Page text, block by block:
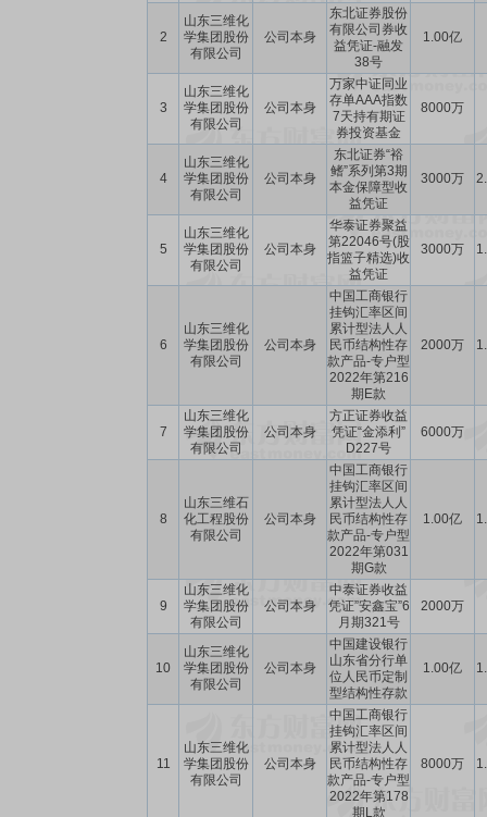
2
山东三维化
学集团股份
有限公司
公司本身
东北证券股份
有限公司券收
益凭证-融发
38号
1.00亿
3
山东三维化
学集团股份
有限公司
公司本身
万家中证同业
存单AAA指数
7天持有期证
券投资基金
8000万
4
山东三维化
学集团股份
有限公司
公司本身
东北证券“裕
鳍”系列第3期
本金保障型收
益凭证
3000万
5
山东三维化
学集团股份
有限公司
公司本身
华泰证券聚益
第22046号(股
指篮子精选)收
益凭证
3000万
6
山东三维化
学集团股份
有限公司
公司本身
中国工商银行
挂钩汇率区间
累计型法人人
民币结构性存
款产品-专户型
2022年第216
期E款
2000万
7
山东三维化
学集团股份
有限公司
公司本身
方正证券收益
凭证“金添利”
D227号
6000万
8
山东三维石
化工程股份
有限公司
公司本身
中国工商银行
挂钩汇率区间
累计型法人人
民币结构性存
款产品-专户型
2022年第031
期G款
1.00亿
9
山东三维化
学集团股份
有限公司
公司本身
中泰证券收益
凭证”安鑫宝”6
月期321号
2000万
10
山东三维化
学集团股份
有限公司
公司本身
中国建设银行
山东省分行单
位人民币定制
型结构性存款
1.00亿
11
山东三维化
学集团股份
有限公司
公司本身
中国工商银行
挂钩汇率区间
累计型法人人
民币结构性存
款产品-专户型
2022年第178
期L款
8000万